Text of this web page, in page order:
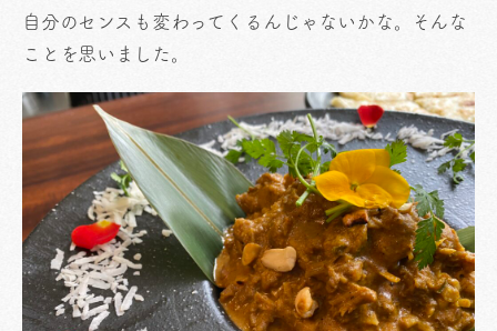
自分のセンスも変わってくるんじゃないかな。そんな
ことを思いました。